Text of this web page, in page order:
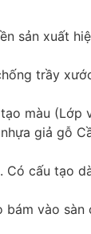
sản xuất
trầy
màu (Lớp
giả gỗ
Có cấu tạo
vào sàn